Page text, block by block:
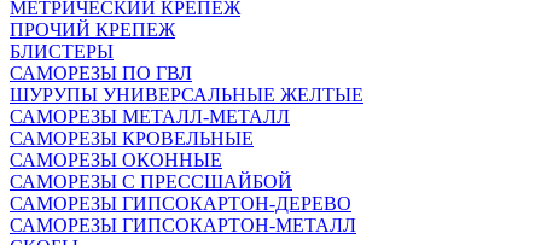
МЕТРИЧЕСКИЙ КРЕПЕЖ
ПРОЧИЙ КРЕПЕЖ
БЛИСТЕРЫ
САМОРЕЗЫ ПО ГВЛ
ШУРУПЫ УНИВЕРСАЛЬНЫЕ ЖЕЛТЫЕ
САМОРЕЗЫ МЕТАЛЛ-МЕТАЛЛ
САМОРЕЗЫ КРОВЕЛЬНЫЕ
САМОРЕЗЫ ОКОННЫЕ
САМОРЕЗЫ С ПРЕССШАЙБОЙ
САМОРЕЗЫ ГИПСОКАРТОН-ДЕРЕВО
САМОРЕЗЫ ГИПСОКАРТОН-МЕТАЛЛ